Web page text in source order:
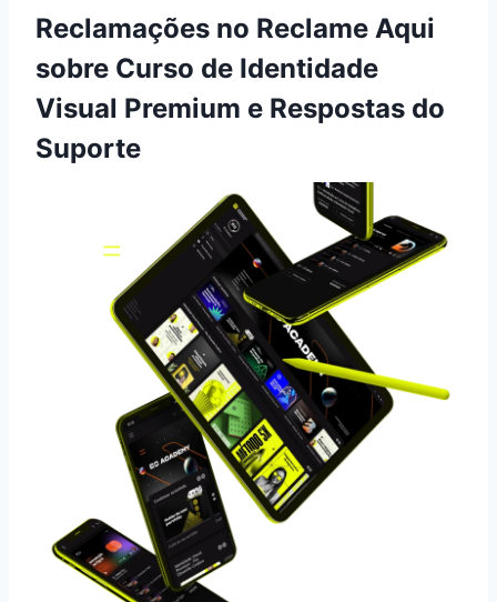
Reclamações no Reclame Aqui
sobre Curso de Identidade
Visual Premium e Respostas do
Suporte